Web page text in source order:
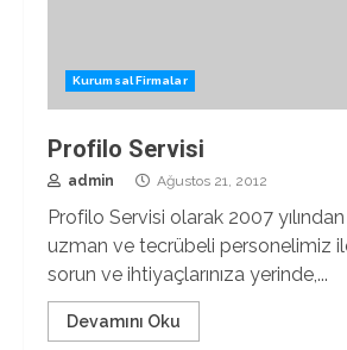
Kurumsal Firmalar
Profilo Servisi
admin Ağustos 21, 2012
Profilo Servisi olarak 2007
uzman ve tecrübeli personelimiz
sorun ve ihtiyaçlarınıza yerinde,...
Devamını Oku